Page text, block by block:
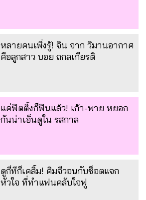
หลายคนเพิ่งรู้! จิน จาก วิมานอากาศ
คือลูกสาว บอย ถกลเกียรติ
แค่ฟิตติ้งก็ฟินแล้ว! เก้า-พาย หยอก
กันน่าเอ็นดูใน รสกาล
ดูกี่ทีก็เคลิ้ม! คิมจีวอนกับช็อตแจก
หัวใจ ที่ทำแฟนคลับใจฟู